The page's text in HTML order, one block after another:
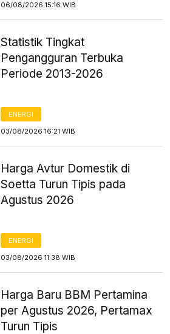
06/08/2026 15:16 WIB
Statistik Tingkat
Pengangguran Terbuka
Periode 2013-2026
ENERGI
03/08/2026 16:21 WIB
Harga Avtur Domestik di
Soetta Turun Tipis pada
Agustus 2026
ENERGI
03/08/2026 11:38 WIB
Harga Baru BBM Pertamina
per Agustus 2026, Pertamax
Turun Tipis